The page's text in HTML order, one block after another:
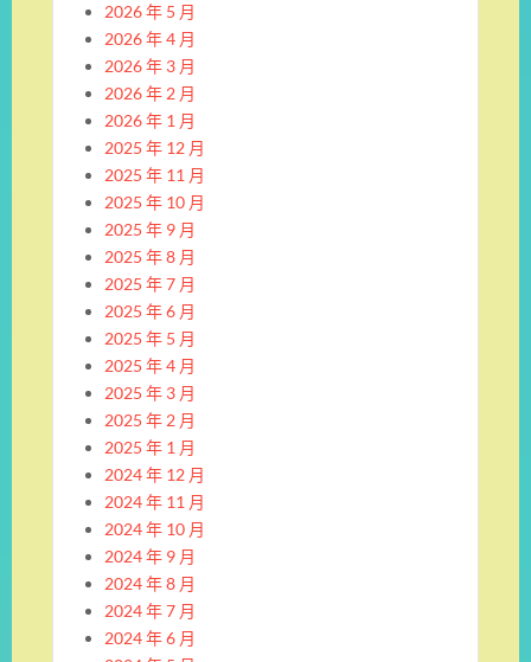
2026 年 5 月
2026 年 4 月
2026 年 3 月
2026 年 2 月
2026 年 1 月
2025 年 12 月
2025 年 11 月
2025 年 10 月
2025 年 9 月
2025 年 8 月
2025 年 7 月
2025 年 6 月
2025 年 5 月
2025 年 4 月
2025 年 3 月
2025 年 2 月
2025 年 1 月
2024 年 12 月
2024 年 11 月
2024 年 10 月
2024 年 9 月
2024 年 8 月
2024 年 7 月
2024 年 6 月